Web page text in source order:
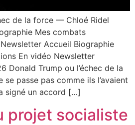
de la force — Chloé Ridel
Mes combats
Accueil Biographie
En vidéo Newsletter
Donald Trump ou l’échec de la
passe pas comme ils l’avaient
signé un accord […]
projet socialiste